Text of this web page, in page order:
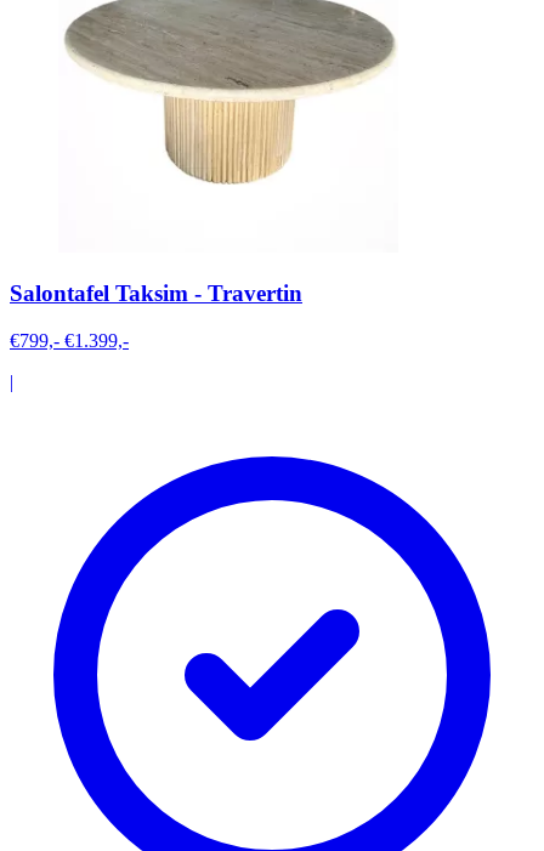
Salontafel Taksim - Travertin
€799,- €1.399,-
|